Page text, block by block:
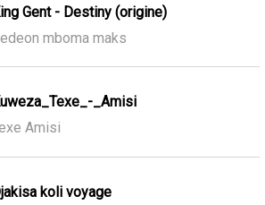
Gent - Destiny (origine)
mboma maks
_Amisi
Amisi
koli voyage